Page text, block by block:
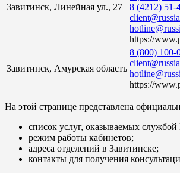
Завитинск, Линейная ул., 27
8 (4212) 51-
https://
Завитинск, Амурская область
8 (800) 100-
https://
На этой странице представлена
список услуг, оказываемых
режим работы кабинетов;
адреса отделений в Завитинске;
контакты для получения